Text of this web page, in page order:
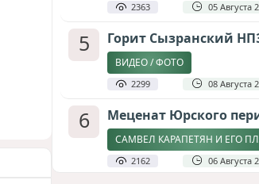
2363 05 Августа
5 Горит Сызранский
ВИДЕО / ФОТО
2299 08 Августа
6 Меценат Юрского
САМВЕЛ КАРАПЕТЯН И ЕГО
2162 06 Августа